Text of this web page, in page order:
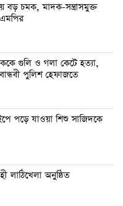
বড় চমক, মাদক-সন্ত্রাসমুক্ত
গুলি ও গলা কেটে হত্যা,
পুলিশ হেফাজতে
পড়ে যাওয়া শিশু সাজিদকে
লাঠিখেলা অনুষ্ঠিত